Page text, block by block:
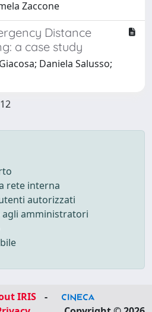
Zaccone
Distance
a case study
Daniela Salusso;
rete interna
autorizzati
amministratori
IRIS
-